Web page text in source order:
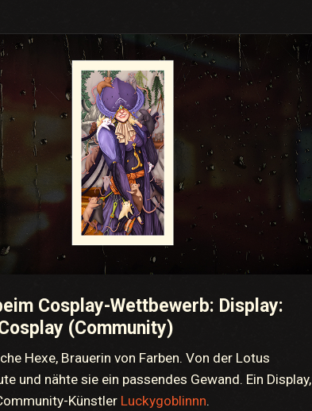
Cosplay-Wettbewerb: Display:
(Community)
Hexe, Brauerin von Farben. Von der Lotus
und nähte sie ein passendes Gewand. Ein Display,
Künstler Luckygoblinnn.